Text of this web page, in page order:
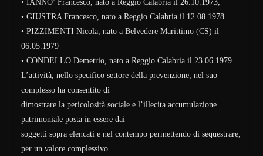
• IANNO’ Francesco, nato a Reggio Calabria il 26.10.1973;
• GIUSTRA Francesco, nato a Reggio Calabria il 12.08.1978
• PIZZIMENTI Nicola, nato a Belvedere Marittimo (CS) il
06.05.1979
• CONDELLO Demetrio, nato a Reggio Calabria il 23.06.1979
L’attività, nello specifico settore della prevenzione, nel suo
complesso ha consentito di
dimostrare la pericolosità sociale e l’illecita accumulazione
patrimoniale posta in essere dai
soggetti sopra elencati e nel contempo permettendo di sequestrare,
per un valore complessivo